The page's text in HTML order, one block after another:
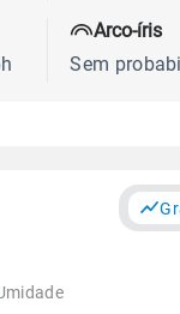
Arco-íris
Sem